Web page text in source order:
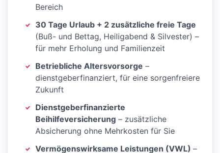
Bereich
30 Tage Urlaub + 2 zusätzliche freie Tage
(Buß- und Bettag, Heiligabend & Silvester) –
für mehr Erholung und Familienzeit
Betriebliche Altersvorsorge –
dienstgeberfinanziert, für eine sorgenfreiere
Zukunft
Dienstgeberfinanzierte
Beihilfeversicherung – zusätzliche
Absicherung ohne Mehrkosten für Sie
Vermögenswirksame Leistungen (VWL) –